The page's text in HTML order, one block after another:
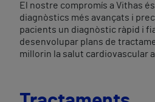
El nostre compromís a Vithas
diagnòstics més avançats i
pacients un diagnòstic ràpid i
desenvolupar plans de
millorin la salut cardiovascular